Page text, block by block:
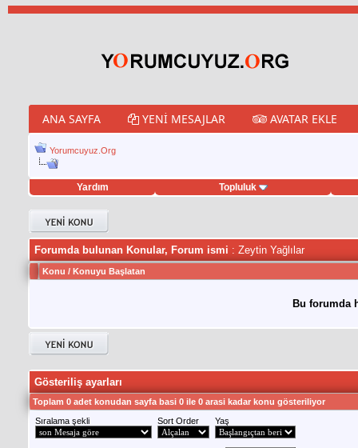
ANA SAYFA YENI MESAJLAR AVATAR EKLE
Yorumcuyuz.Org
Yardım Topluluk
hilesi
Forumda bulunan Konular, Forum ismi : Zeytin Yağlılar
Konu / Konuyu Başlatan
Bu forumda
Gösteriliş ayarları
Toplam 0 adet konudan sayfa basi 0 ile 0 arasi kadar konu gösteriliyor
Sıralama şekli
Sort Order Yaş